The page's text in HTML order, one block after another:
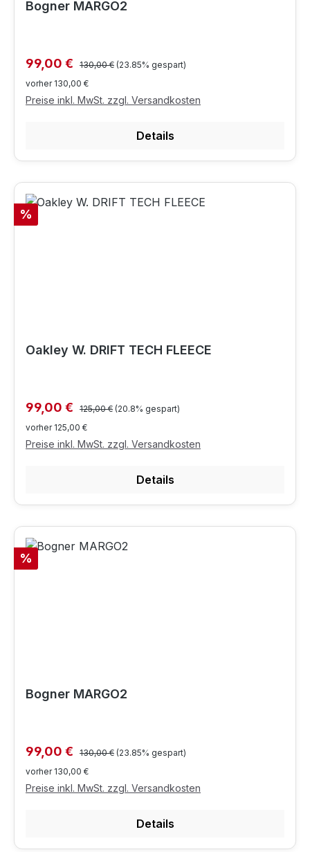
Bogner MARGO2
Verkaufspreis:
99,00 € Regulärer Preis:
130,00 € (23.85% gespart)
vorher 130,00 €
Preise inkl. MwSt. zzgl. Versandkosten
Details
Rabatt
%
Oakley W. DRIFT TECH FLEECE
Verkaufspreis:
99,00 € Regulärer Preis:
125,00 € (20.8% gespart)
vorher 125,00 €
Preise inkl. MwSt. zzgl. Versandkosten
Details
Rabatt
%
Bogner MARGO2
Verkaufspreis:
99,00 € Regulärer Preis:
130,00 € (23.85% gespart)
vorher 130,00 €
Preise inkl. MwSt. zzgl. Versandkosten
Details